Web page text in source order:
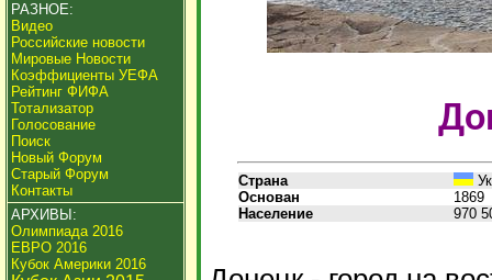
РАЗНОЕ:
Видео
Российские новости
Мировые Новости
Коэффициенты УЕФА
Рейтинг ФИФА
Тотализатор
Голосование
Поиск
Новый Форум
Старый Форум
Контакты
АРХИВЫ:
Олимпиада 2016
ЕВРО 2016
Кубок Америки 2016
Страна
Основан
1869
Население
970